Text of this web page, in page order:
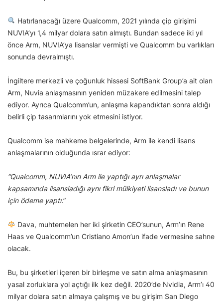
Hatırlanacağı üzere Qualcomm, 2021 yılında çip girişimi
NUVIA’yı 1,4 milyar dolara satın almıştı. Bundan sadece iki yıl
önce Arm, NUVIA’ya lisanslar vermişti ve Qualcomm bu varlıkları
sonunda devralmıştı.
İngiltere merkezli ve çoğunluk hissesi SoftBank Group’a ait olan
Arm, Nuvia anlaşmasının yeniden müzakere edilmesini talep
ediyor. Ayrıca Qualcomm’un, anlaşma kapandıktan sonra aldığı
belirli çip tasarımlarını yok etmesini istiyor.
Qualcomm ise mahkeme belgelerinde, Arm ile kendi lisans
anlaşmalarının olduğunda ısrar ediyor:
“Qualcomm, NUVIA’nın Arm ile yaptığı ayrı anlaşmalar
kapsamında lisansladığı aynı fikri mülkiyeti lisansladı ve bunun
için ödeme yaptı.”
Dava, muhtemelen her iki şirketin CEO’sunun, Arm’ın Rene
Haas ve Qualcomm’un Cristiano Amon’un ifade vermesine sahne
olacak.
Bu, bu şirketleri içeren bir birleşme ve satın alma anlaşmasının
yasal zorluklara yol açtığı ilk kez değil. 2020’de Nvidia, Arm’ı 40
milyar dolara satın almaya çalışmış ve bu girişim San Diego